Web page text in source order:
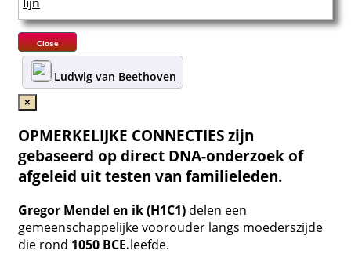
Close
Ludwig van Beethoven
×
OPMERKELIJKE CONNECTIES zijn
gebaseerd op direct DNA-onderzoek of
afgeleid uit testen van familieleden.
Gregor Mendel en ik (H1C1) delen een
gemeenschappelijke voorouder langs moederszijde
die rond 1050 BCE.leefde.